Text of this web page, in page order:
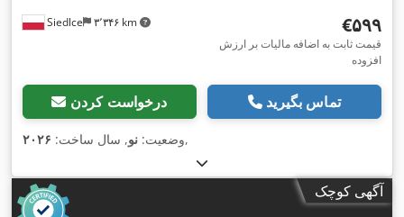
Siedlce ۳٬۳۴۶ km ‎€۵۹۹
قیمت ثابت به اضافه مالیات بر ارزش
افزوده
درخواست کردن تماس بگیرید
وضعیت: نو, سال ساخت: ۲۰۲۶ ,
آگهی کوچک